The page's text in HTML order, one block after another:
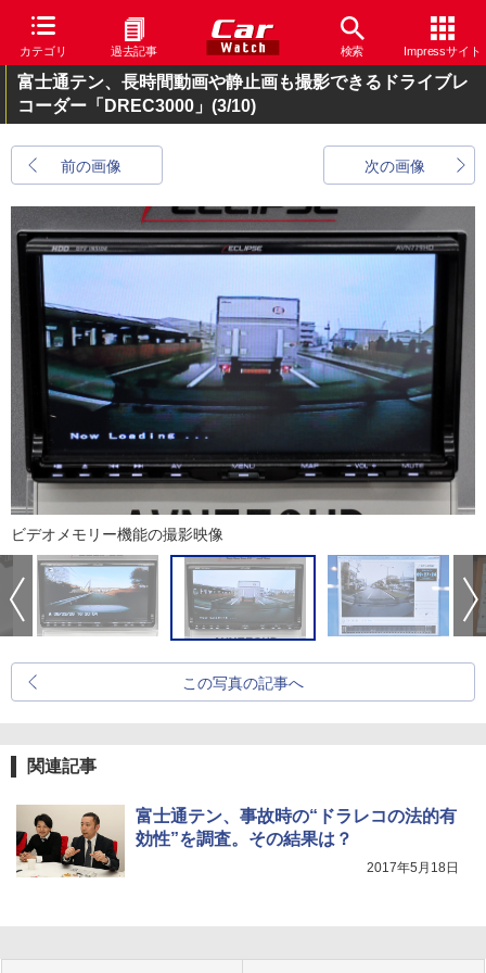
カテゴリ 過去記事 検索 Impressサイト
富士通テン、長時間動画や静止画も撮影できるドライブレ
コーダー「DREC3000」 (3/10)
前の画像 次の画像
ビデオメモリー機能の撮影映像
この写真の記事へ
関連記事
富士通テン、事故時の“ドラレコの法的有
効性”を調査。その結果は？
2017年5月18日